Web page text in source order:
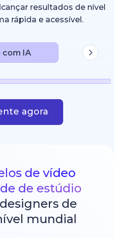
resultados de nível
rápida e acessível.
com IA
agora
de vídeo
de estúdio
de
mundial